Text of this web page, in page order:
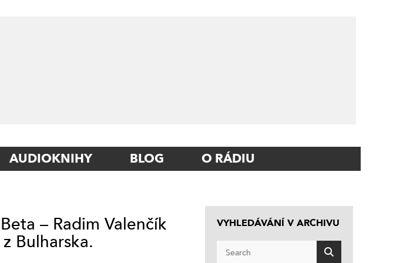
AUDIOKNIHY BLOG O RÁDIU
– Radim Valenčík
Bulharska.
VYHLEDÁVÁNÍ V ARCHIVU